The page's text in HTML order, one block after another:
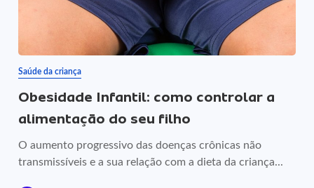
Saúde da criança
Obesidade Infantil: como controlar a
alimentação do seu filho
O aumento progressivo das doenças crônicas não
transmissíveis e a sua relação com a dieta da criança...